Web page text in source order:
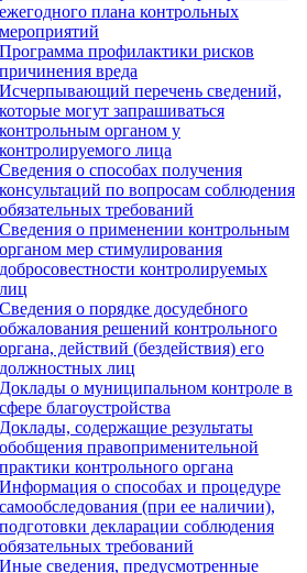
ежегодного плана контрольных
мероприятий
Программа профилактики рисков
причинения вреда
Исчерпывающий перечень сведений,
которые могут запрашиваться
контрольным органом у
контролируемого лица
Сведения о способах получения
консультаций по вопросам соблюдения
обязательных требований
Сведения о применении контрольным
органом мер стимулирования
добросовестности контролируемых
лиц
Сведения о порядке досудебного
обжалования решений контрольного
органа, действий (бездействия) его
должностных лиц
Доклады о муниципальном контроле в
сфере благоустройства
Доклады, содержащие результаты
обобщения правоприменительной
практики контрольного органа
Информация о способах и процедуре
самообследования (при ее наличии),
подготовки декларации соблюдения
обязательных требований
Иные сведения, предусмотренные